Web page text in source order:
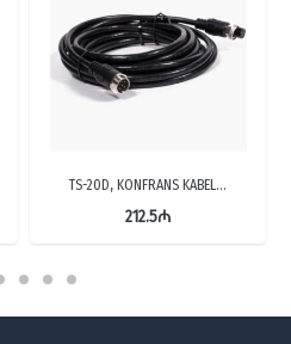
TS-20D, KONFRANS KABEL…
212.5₼